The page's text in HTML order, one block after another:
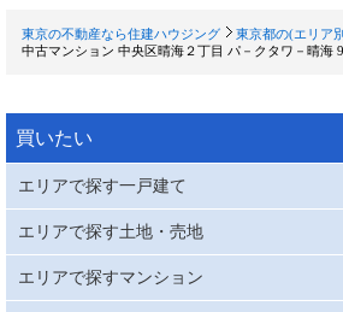
東京の不動産なら住建ハウジング 東京都の(エリア
中古マンション 中央区晴海２丁目 パ－クタワ－晴海
買いたい
エリアで探す一戸建て
エリアで探す土地・売地
エリアで探すマンション